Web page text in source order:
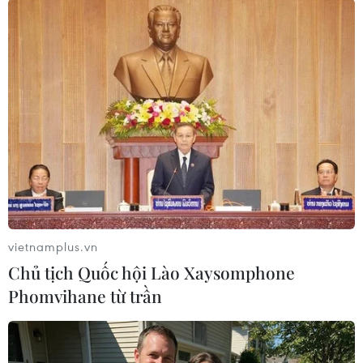
TIN LIÊN QUAN
vietnamplus.vn
Chủ tịch Quốc hội Lào Xaysomphone
Phomvihane từ trần